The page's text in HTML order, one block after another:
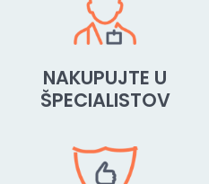
NAKUPUJTE U
ŠPECIALISTOV